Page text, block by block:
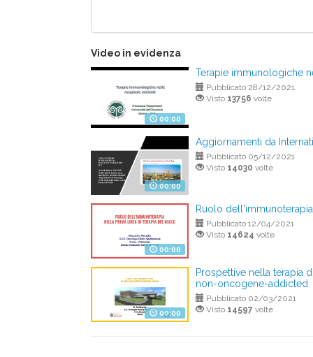
Video in evidenza
00:00
Terapie immunologiche
Pubblicato 28/12/2021
Visto 13756 volte
00:00
Aggiornamenti da
Pubblicato 05/12/2021
Visto 14030 volte
00:00
Ruolo
Pubblicato 12/04/2021
Visto 14624 volte
00:00
Prospettive nella terapia
non-oncogene-addicted
Pubblicato 02/03/2021
Visto 14597 volte